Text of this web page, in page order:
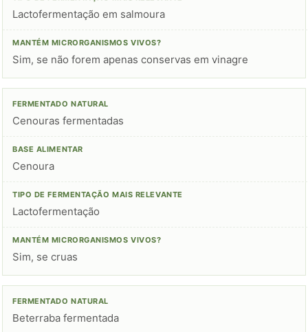
Lactofermentação em salmoura
Sim, se não forem apenas conservas em vinagre
Cenouras fermentadas
Cenoura
Lactofermentação
Sim, se cruas
Beterraba fermentada